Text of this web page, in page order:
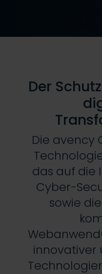
Der
Die avency
das auf die
Cyber-
sowie
innovativer